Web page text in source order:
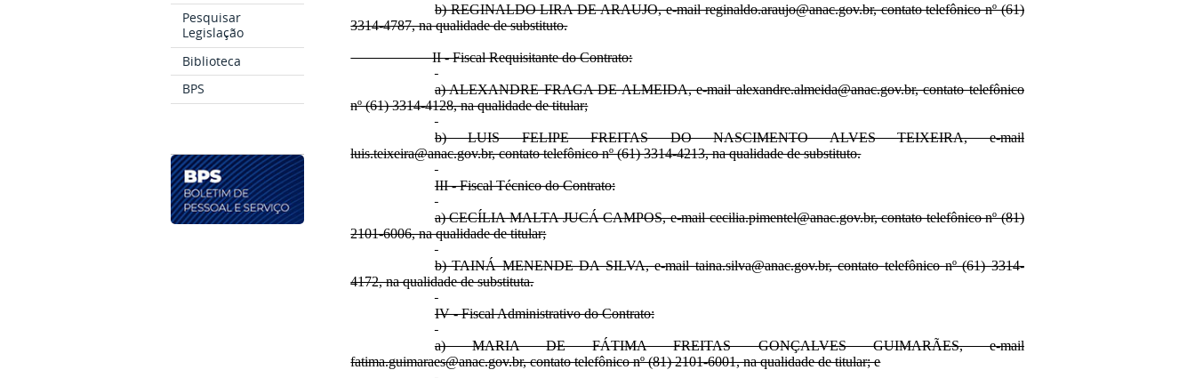
Pesquisar
Legislação
Biblioteca
BPS
b) REGINALDO LIRA DE ARAUJO, e-mail reginaldo.araujo@anac.gov.br, contato telefônico nº (61)
3314-4787, na qualidade de substituto.
II - Fiscal Requisitante do Contrato:
a) ALEXANDRE FRAGA DE ALMEIDA, e-mail alexandre.almeida@anac.gov.br, contato telefônico
nº (61) 3314-4128, na qualidade de titular;
b) LUIS FELIPE FREITAS DO NASCIMENTO ALVES TEIXEIRA, e-mail
luis.teixeira@anac.gov.br, contato telefônico nº (61) 3314-4213, na qualidade de substituto.
III - Fiscal Técnico do Contrato:
a) CECÍLIA MALTA JUCÁ CAMPOS, e-mail cecilia.pimentel@anac.gov.br, contato telefônico nº (81)
2101-6006, na qualidade de titular;
b) TAINÁ MENENDE DA SILVA, e-mail taina.silva@anac.gov.br, contato telefônico nº (61) 3314-
4172, na qualidade de substituta.
IV - Fiscal Administrativo do Contrato:
a) MARIA DE FÁTIMA FREITAS GONÇALVES GUIMARÃES, e-mail
fatima.guimaraes@anac.gov.br, contato telefônico nº (81) 2101-6001, na qualidade de titular; e